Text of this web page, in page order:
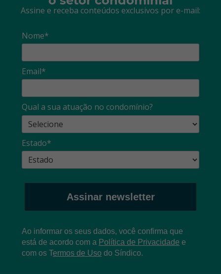
Assine e receba conteúdos exclusivos por e-mail:
Nome*
Email*
Qual a sua atuação no condomínio?
Estado*
Assinar newsletter
Ao informar os seus dados, você confirma que
está de acordo com a Política de Privacidade e
com os Termos de Uso do Síndico.